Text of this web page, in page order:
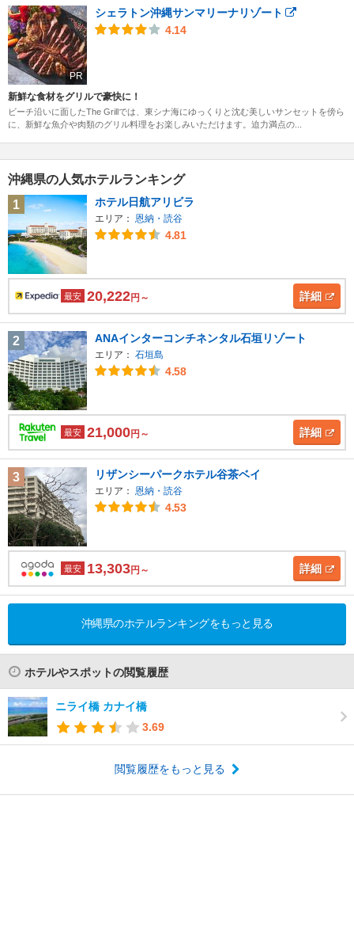
PR
シェラトン沖縄サンマリーナリゾート
4.14
新鮮な食材をグリルで豪快に！
ビーチ沿いに面したThe Grillでは、東シナ海にゆっくりと沈む美しいサンセットを傍ら
に、新鮮な魚介や肉類のグリル料理をお楽しみいただけます。迫力満点の...
沖縄県の人気ホテルランキング
1
ホテル日航アリビラ
エリア： 恩納・読谷
4.81
最安 20,222円～ 詳細
2 ANAインターコンチネンタル石垣リゾート
エリア： 石垣島
4.58
最安 21,000円～ 詳細
3 リザンシーパークホテル谷茶ベイ
エリア： 恩納・読谷
4.53
最安 13,303円～ 詳細
沖縄県のホテルランキングをもっと見る
ホテルやスポットの閲覧履歴
ニライ橋 カナイ橋
3.69
閲覧履歴をもっと見る